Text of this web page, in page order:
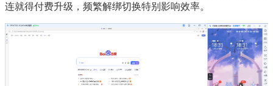
连就得付费升级，频繁解绑切换特别影响效率。